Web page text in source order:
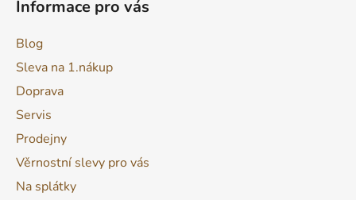
Informace pro vás
Blog
Sleva na 1.nákup
Doprava
Servis
Prodejny
Věrnostní slevy pro vás
Na splátky